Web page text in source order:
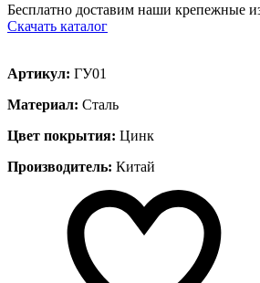
Бесплатно доставим наши крепежные
Скачать каталог
Артикул: ГУ01
Материал: Сталь
Цвет покрытия: Цинк
Производитель: Китай